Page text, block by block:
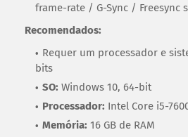
frame-rate / G-Sync / Freesync
Recomendados:
Requer um processador e
bits
SO: Windows 10, 64-bit
Processador: Intel Core i5-
Memória: 16 GB de RAM